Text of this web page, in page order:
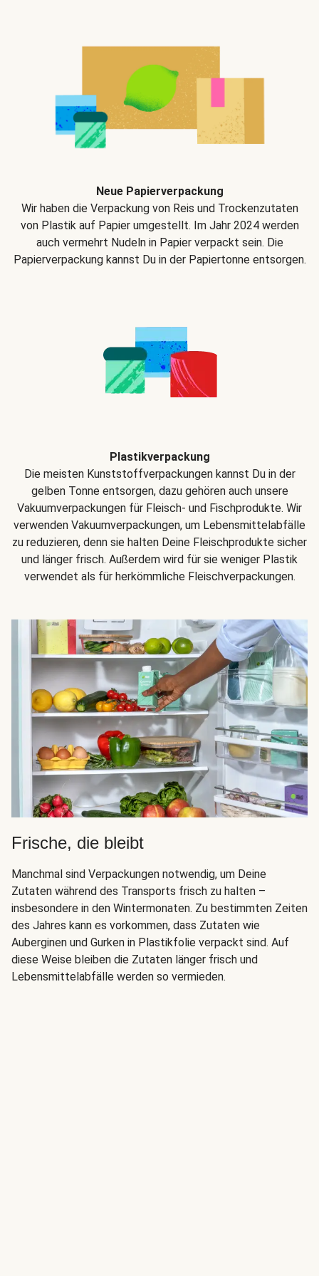
Neue Papierverpackung
Wir haben die Verpackung von Reis und Trockenzutaten
von Plastik auf Papier umgestellt. Im Jahr 2024 werden
auch vermehrt Nudeln in Papier verpackt sein. Die
Papierverpackung kannst Du in der Papiertonne entsorgen.
Plastikverpackung
Die meisten Kunststoffverpackungen kannst Du in der
gelben Tonne entsorgen, dazu gehören auch unsere
Vakuumverpackungen für Fleisch- und Fischprodukte. Wir
verwenden Vakuumverpackungen, um Lebensmittelabfälle
zu reduzieren, denn sie halten Deine Fleischprodukte sicher
und länger frisch. Außerdem wird für sie weniger Plastik
verwendet als für herkömmliche Fleischverpackungen.
Frische, die bleibt
Manchmal sind Verpackungen notwendig, um Deine
Zutaten während des Transports frisch zu halten –
insbesondere in den Wintermonaten. Zu bestimmten Zeiten
des Jahres kann es vorkommen, dass Zutaten wie
Auberginen und Gurken in Plastikfolie verpackt sind. Auf
diese Weise bleiben die Zutaten länger frisch und
Lebensmittelabfälle werden so vermieden.